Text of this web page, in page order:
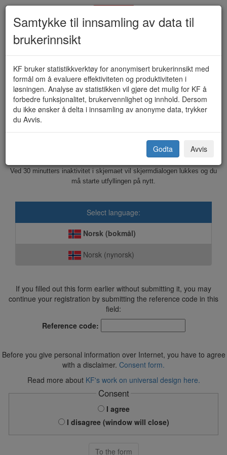
Skjenkebevilling - enkelt
anledning/ambulerende (KF-112)
Dette skjemaet sendes elektronisk til kommunen.
Ved 30 minutters inaktivitet i skjemaet vil skjermdialogen lukkes og du
må starte utfyllingen på nytt.
Select language:
Norsk (bokmål)
Norsk (nynorsk)
If you filled out this form earlier without submitting it, you may
continue your registration by submitting the reference code in this
field:
Reference code:
Before you give personal information over Internet, you have to agree
with a disclaimer. Consent form.
Read more about KF's work on universal design here.
Consent
I agree
I disagree (window will close)
To the form
Samtykke til innsamling av data til
brukerinnsikt
KF bruker statistikkverktøy for anonymisert brukerinnsikt med
formål om å evaluere effektiviteten og produktiviteten i
løsningen. Analyse av statistikken vil gjøre det mulig for KF å
forbedre funksjonalitet, brukervennlighet og innhold. Dersom
du ikke ønsker å delta i innsamling av anonyme data, trykker
du Avvis.
Godta Avvis